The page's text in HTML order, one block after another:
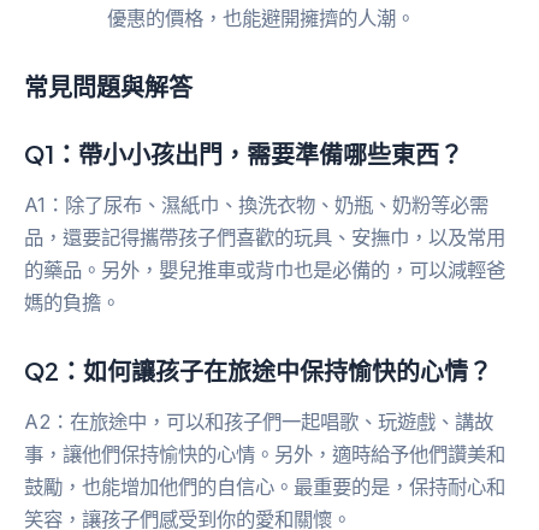
優惠的價格，也能避開擁擠的人潮。
常見問題與解答
Q1：帶小小孩出門，需要準備哪些東西？
A1：除了尿布、濕紙巾、換洗衣物、奶瓶、奶粉等必需
品，還要記得攜帶孩子們喜歡的玩具、安撫巾，以及常用
的藥品。另外，嬰兒推車或背巾也是必備的，可以減輕爸
媽的負擔。
Q2：如何讓孩子在旅途中保持愉快的心情？
A2：在旅途中，可以和孩子們一起唱歌、玩遊戲、講故
事，讓他們保持愉快的心情。另外，適時給予他們讚美和
鼓勵，也能增加他們的自信心。最重要的是，保持耐心和
笑容，讓孩子們感受到你的愛和關懷。